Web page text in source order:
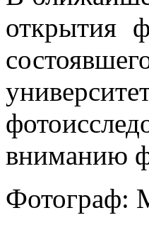
открытия
вниманию
Фотограф: